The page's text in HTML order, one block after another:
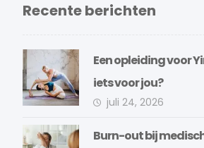
Recente berichten
Een opleiding voor
iets voor jou?
juli 24, 2026
Burn-out bij